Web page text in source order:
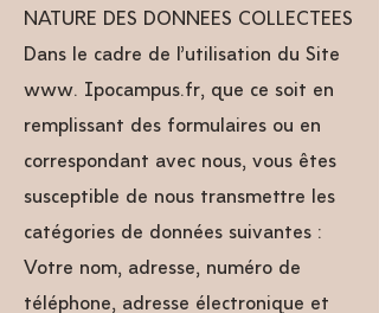
NATURE DES DONNEES COLLECTEES
Dans le cadre de l’utilisation du Site
www. Ipocampus.fr, que ce soit en
remplissant des formulaires ou en
correspondant avec nous, vous êtes
susceptible de nous transmettre les
catégories de données suivantes :
Votre nom, adresse, numéro de
téléphone, adresse électronique et